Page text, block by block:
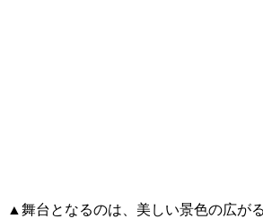
▲舞台となるのは、美しい景色の広がる